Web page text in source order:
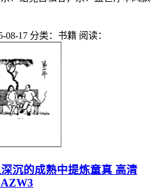
08-17 分类：书籍 阅读：
沉的成熟中提炼童真 高清